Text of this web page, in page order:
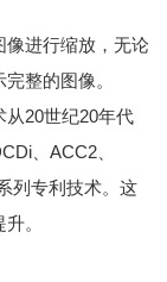
像进行缩放，无论
整的图像。
从20世纪20年代
、ACC2、
列专利技术。这
。